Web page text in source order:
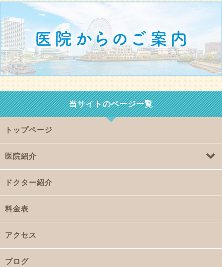
当サイトのページ一覧
トップページ
医院紹介
ドクター紹介
料金表
アクセス
ブログ